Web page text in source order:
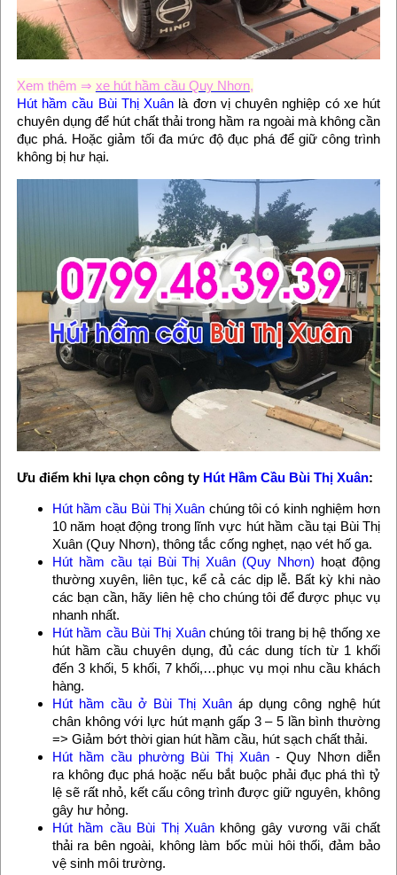
Xem thêm ⇒ xe hút hầm cầu Quy Nhơn,
Hút hầm cầu Bùi Thị Xuân là đơn vị chuyên nghiệp có xe hút
chuyên dụng để hút chất thải trong hầm ra ngoài mà không cần
đục phá. Hoặc giảm tối đa mức độ đục phá để giữ công trình
không bị hư hại.
Ưu điểm khi lựa chọn công ty Hút Hầm Cầu Bùi Thị Xuân:
Hút hầm cầu Bùi Thị Xuân chúng tôi có kinh nghiệm hơn
10 năm hoạt động trong lĩnh vực hút hầm cầu tại Bùi Thị
Xuân (Quy Nhơn), thông tắc cống nghẹt, nạo vét hố ga.
Hút hầm cầu tại Bùi Thị Xuân (Quy Nhơn) hoạt động
thường xuyên, liên tục, kể cả các dịp lễ. Bất kỳ khi nào
các bạn cần, hãy liên hệ cho chúng tôi để được phục vụ
nhanh nhất.
Hút hầm cầu Bùi Thị Xuânchúng tôi trang bị hệ thống xe
hút hầm cầu chuyên dụng, đủ các dung tích từ 1 khối
đến 3 khối, 5 khối, 7 khối,…phục vụ mọi nhu cầu khách
hàng.
Hút hầm cầu ở Bùi Thị Xuân áp dụng công nghệ hút
chân không với lực hút mạnh gấp 3 – 5 lần bình thường
=> Giảm bớt thời gian hút hầm cầu, hút sạch chất thải.
Hút hầm cầu phường Bùi Thị Xuân - Quy Nhơn diễn
ra không đục phá hoặc nếu bắt buộc phải đục phá thì tỷ
lệ sẽ rất nhỏ, kết cấu công trình được giữ nguyên, không
gây hư hỏng.
Hút hầm cầu Bùi Thị Xuân không gây vương vãi chất
thải ra bên ngoài, không làm bốc mùi hôi thối, đảm bảo
vệ sinh môi trường.